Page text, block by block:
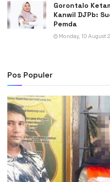
Gorontalo
Kanwil DJPb:
Pemda
Monday, 10 August
Pos Populer